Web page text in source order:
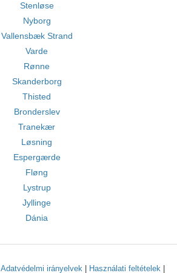
Stenløse
Nyborg
Vallensbæk Strand
Varde
Rønne
Skanderborg
Thisted
Bronderslev
Tranekær
Løsning
Espergærde
Fløng
Lystrup
Jyllinge
Dánia
Adatvédelmi irányelvek Használati feltételek